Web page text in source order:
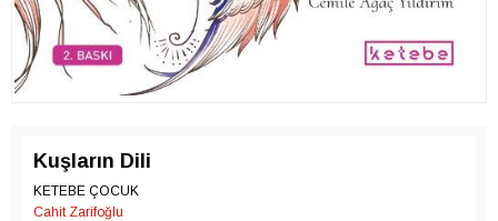
Kuşların Dili
KETEBE ÇOCUK
Cahit Zarifoğlu